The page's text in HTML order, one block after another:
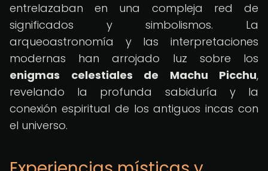
entrelazaban en una compleja red de
significados y simbolismos. La
arqueoastronomía y las interpretaciones
modernas han arrojado luz sobre los
enigmas celestiales de Machu Picchu,
revelando la profunda sabiduría y la
conexión espiritual de los antiguos incas con
el universo.